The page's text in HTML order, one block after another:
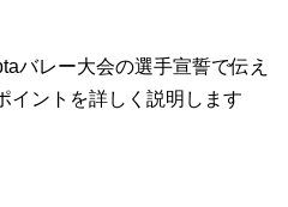
バレー大会の選手宣誓で伝え
イントを詳しく説明します